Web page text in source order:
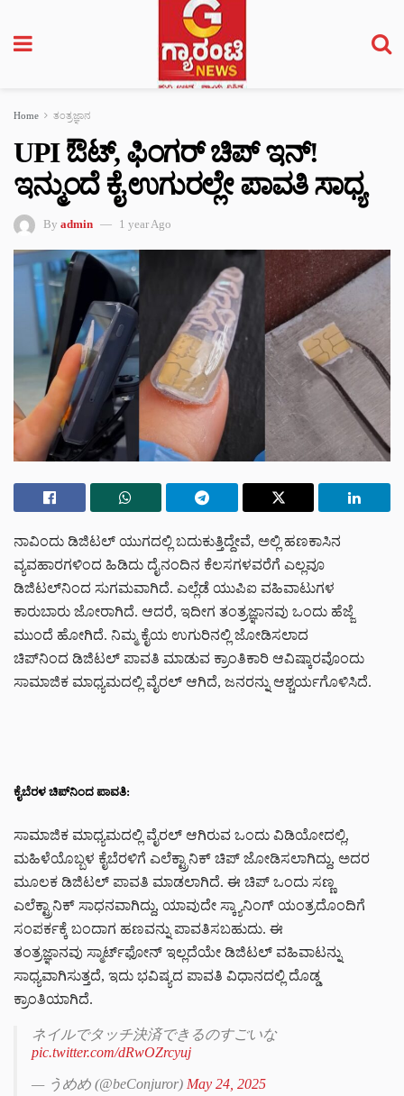
Home ತಂತ್ರಜ್ಞಾನ
UPI ಔಟ್, ಫಿಂಗರ್ ಚಿಪ್ ಇನ್!
ಇನ್ಮುಂದೆ ಕೈ ಉಗುರಲ್ಲೇ ಪಾವತಿ ಸಾಧ್ಯ
By admin 1 year Ago
ನಾವಿಂದು ಡಿಜಿಟಲ್ ಯುಗದಲ್ಲಿ ಬದುಕುತ್ತಿದ್ದೇವೆ, ಅಲ್ಲಿ ಹಣಕಾಸಿನ
ವ್ಯವಹಾರಗಳಿಂದ ಹಿಡಿದು ದೈನಂದಿನ ಕೆಲಸಗಳವರೆಗೆ ಎಲ್ಲವೂ
ಡಿಜಿಟಲ್‌ನಿಂದ ಸುಗಮವಾಗಿದೆ. ಎಲ್ಲೆಡೆ ಯುಪಿಐ ವಹಿವಾಟುಗಳ
ಕಾರುಬಾರು ಜೋರಾಗಿದೆ. ಆದರೆ, ಇದೀಗ ತಂತ್ರಜ್ಞಾನವು ಒಂದು ಹೆಜ್ಜೆ
ಮುಂದೆ ಹೋಗಿದೆ. ನಿಮ್ಮ ಕೈಯ ಉಗುರಿನಲ್ಲಿ ಜೋಡಿಸಲಾದ
ಚಿಪ್‌ನಿಂದ ಡಿಜಿಟಲ್ ಪಾವತಿ ಮಾಡುವ ಕ್ರಾಂತಿಕಾರಿ ಆವಿಷ್ಕಾರವೊಂದು
ಸಾಮಾಜಿಕ ಮಾಧ್ಯಮದಲ್ಲಿ ವೈರಲ್ ಆಗಿದೆ, ಜನರನ್ನು ಆಶ್ಚರ್ಯಗೊಳಿಸಿದೆ.
ಕೈಬೆರಳ ಚಿಪ್‌ನಿಂದ ಪಾವತಿ:
ಸಾಮಾಜಿಕ ಮಾಧ್ಯಮದಲ್ಲಿ ವೈರಲ್ ಆಗಿರುವ ಒಂದು ವಿಡಿಯೋದಲ್ಲಿ,
ಮಹಿಳೆಯೊಬ್ಬಳ ಕೈಬೆರಳಿಗೆ ಎಲೆಕ್ಟ್ರಾನಿಕ್ ಚಿಪ್ ಜೋಡಿಸಲಾಗಿದ್ದು, ಅದರ
ಮೂಲಕ ಡಿಜಿಟಲ್ ಪಾವತಿ ಮಾಡಲಾಗಿದೆ. ಈ ಚಿಪ್ ಒಂದು ಸಣ್ಣ
ಎಲೆಕ್ಟ್ರಾನಿಕ್ ಸಾಧನವಾಗಿದ್ದು, ಯಾವುದೇ ಸ್ಕ್ಯಾನಿಂಗ್ ಯಂತ್ರದೊಂದಿಗೆ
ಸಂಪರ್ಕಕ್ಕೆ ಬಂದಾಗ ಹಣವನ್ನು ಪಾವತಿಸಬಹುದು. ಈ
ತಂತ್ರಜ್ಞಾನವು ಸ್ಮಾರ್ಟ್‌ಫೋನ್ ಇಲ್ಲದೆಯೇ ಡಿಜಿಟಲ್ ವಹಿವಾಟನ್ನು
ಸಾಧ್ಯವಾಗಿಸುತ್ತದೆ, ಇದು ಭವಿಷ್ಯದ ಪಾವತಿ ವಿಧಾನದಲ್ಲಿ ದೊಡ್ಡ
ಕ್ರಾಂತಿಯಾಗಿದೆ.
ネイルでタッチ決済できるのすごいな
pic.twitter.com/dRwOZrcyuj
— うめめ (@beConjuror) May 24, 2025